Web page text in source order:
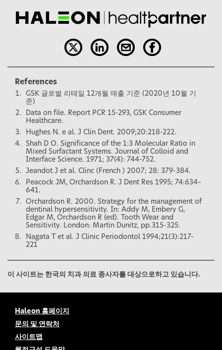
References
GSK 글로벌 리테일 12개월 매출 기준 (2020년 10월 기
준)
Data on file. Report PCR 15-293, GSK Consumer
Healthcare.
Hughes N. e al. J Clin Dent. 2009;20:218-222.
Shah D O. Significance of the 1:3 Molecular Ratio in
Mixed Surfactant Systems. Journal of Colloid and
Interface Science. 1971; 37(4): 744-752.
Jeandot J et al. Clinc (French ) 2007; 28: 379-384.
Peacock JM, Orchardson R. J Dent Res 1995; 74:634–
641.
Orchardson R. 2000. Strategy for the management of
dentinal hypersensitivity. In: Addy M, Embery G,
Edgar M, Orchardson R (ed). Tooth Wear and
Sensitivity. London: Martin Dunitz, pp.315-325.
Nagata T et al. J Clinic Periodontol 1994;21(3):217-
221
이 사이트는 한국의 치과 의료 종사자를 대상으로하고 있습니다.
Haleon 홈페이지
문의 및 연락처
사이트맵